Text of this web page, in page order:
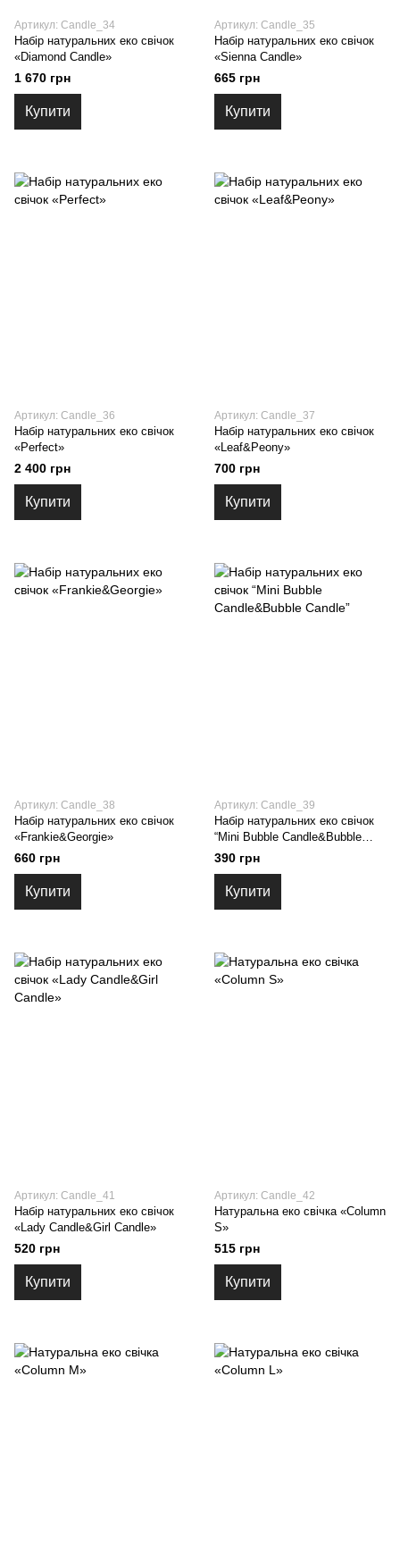
Артикул: Candle_34
Набір натуральних еко свічок
«Diamond Candle»
1 670 грн
Купити
Артикул: Candle_35
Набір натуральних еко свічок
«Sienna Candle»
665 грн
Купити
Артикул: Candle_36
Набір натуральних еко свічок
«Perfect»
2 400 грн
Купити
Артикул: Candle_37
Набір натуральних еко свічок
«Leaf&Peony»
700 грн
Купити
Артикул: Candle_38
Набір натуральних еко свічок
«Frankie&Georgie»
660 грн
Купити
Артикул: Candle_39
Набір натуральних еко свічок
“Mini Bubble Candle&Bubble
Candle”
390 грн
Купити
Артикул: Candle_41
Набір натуральних еко свічок
«Lady Candle&Girl Candle»
520 грн
Купити
Артикул: Candle_42
Натуральна еко свічка «Column
S»
515 грн
Купити